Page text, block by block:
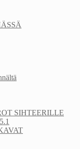
SIHTEERILLE